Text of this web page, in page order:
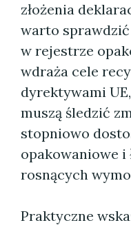
złożenia
warto
w rejestrze
wdraża cele
dyrektywami
muszą śledzić
stopniowo
opakowaniowe i
rosnących
Praktyczne